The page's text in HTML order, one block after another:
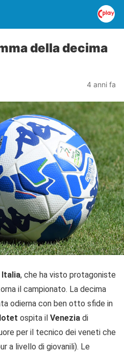
della decima
4 anni fa
Italia, che ha visto protagoniste
il campionato. La decima
odierna con ben otto sfide in
ospita il Venezia di
per il tecnico dei veneti che
a livello di giovanili). Le